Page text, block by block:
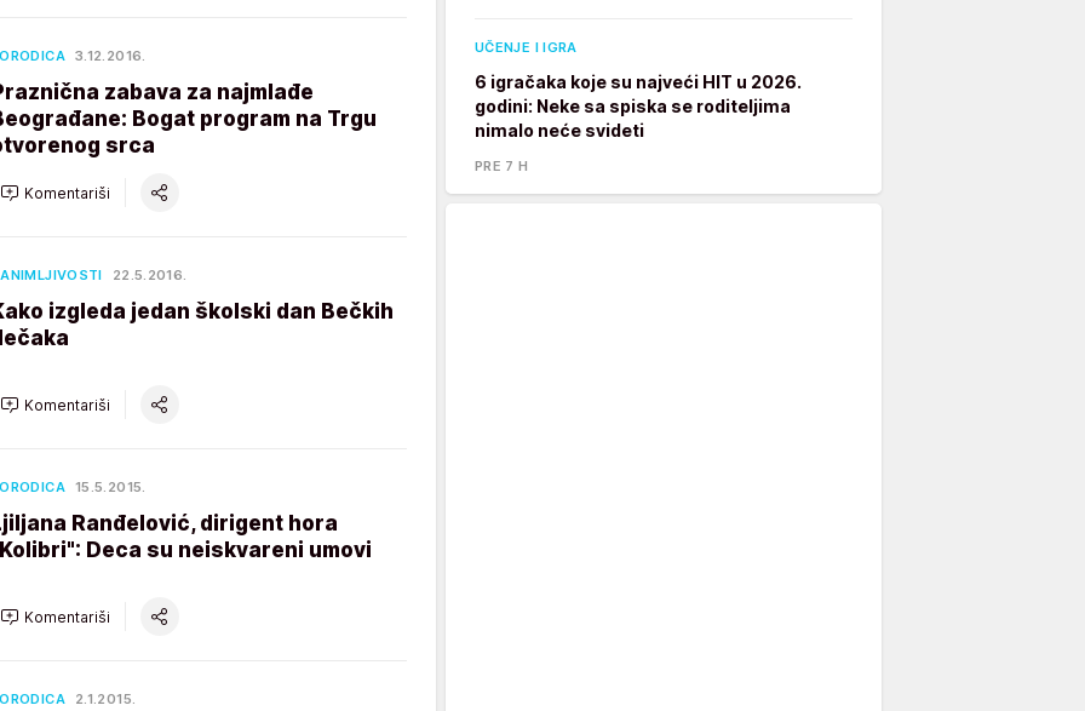
3.12.2016.
zabava za najmlađe
Bogat program na Trgu
srca
Komentariši
22.5.2016.
izgleda jedan školski dan Bečkih
Komentariši
15.5.2015.
Ranđelović, dirigent hora
Deca su neiskvareni umovi
Komentariši
2.1.2015.
UČENJE I IGRA
6 igračaka koje su najveći HIT u 2026.
godini: Neke sa spiska se roditeljima
nimalo neće svideti
PRE 7 H